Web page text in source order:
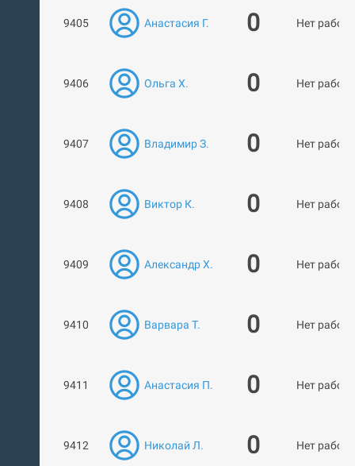
9405 Анастасия Г. 0 Нет работ
9406 Ольга Х. 0 Нет работ
9407 Владимир З. 0 Нет работ
9408 Виктор К. 0 Нет работ
9409 Александр Х. 0 Нет работ
9410 Варвара Т. 0 Нет работ
9411 Анастасия П. 0 Нет работ
9412 Николай Л. 0 Нет работ